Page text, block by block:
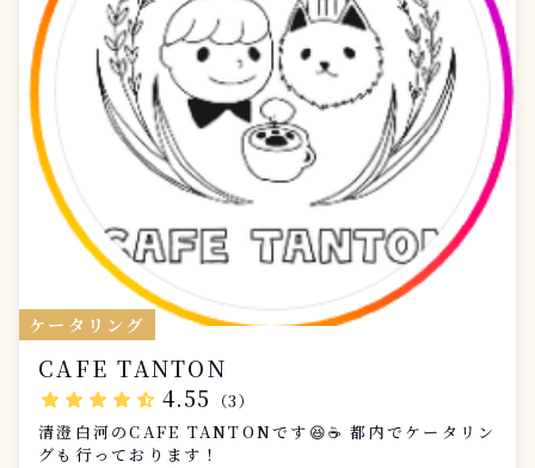
ケータリング
CAFE TANTON
star star star star star_half 4.55
（3）
清澄白河のCAFE TANTONです😆☕️ 都内でケータリン
グも行っております！